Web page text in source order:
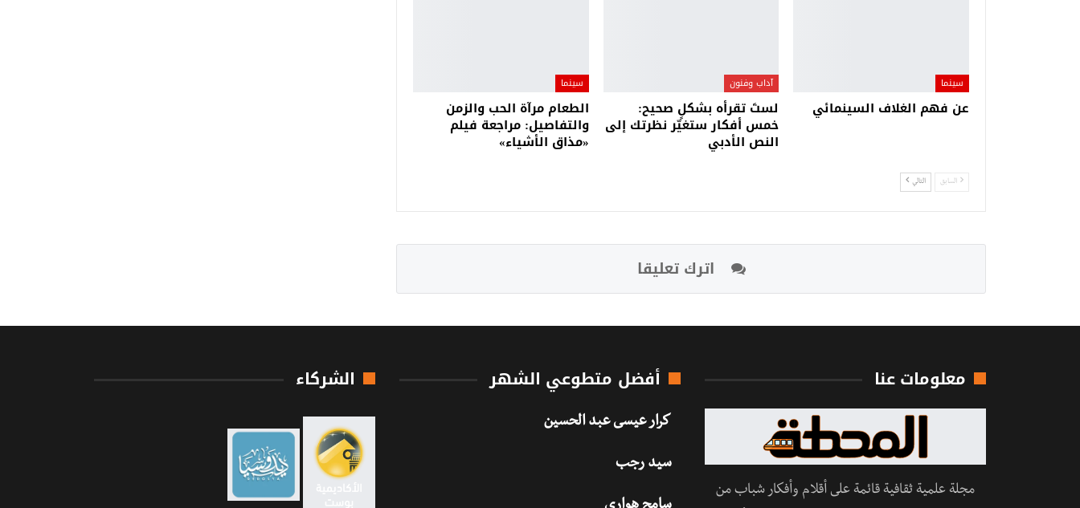
سينما
عن فهم الغلاف السينمائي
آداب وفنون
لستَ تقرأه بشكلٍ صحيح:
خمس أفكار ستغيّر نظرتك إلى
النص الأدبي
سينما
الطعام مرآة الحب والزمن
والتفاصيل: مراجعة فيلم
«مذاق الأشياء»
السابق التالي
اترك تعليقا
معلومات عنا
مجلة علمية ثقافية قائمة على أقلام وأفكار شباب من
أفضل متطوعي الشهر
كرار عيسى عبد الحسين
سيد رجب
الشركاء